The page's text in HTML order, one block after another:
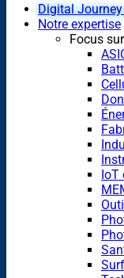
Digital
Notre expertise
Focus
IoT